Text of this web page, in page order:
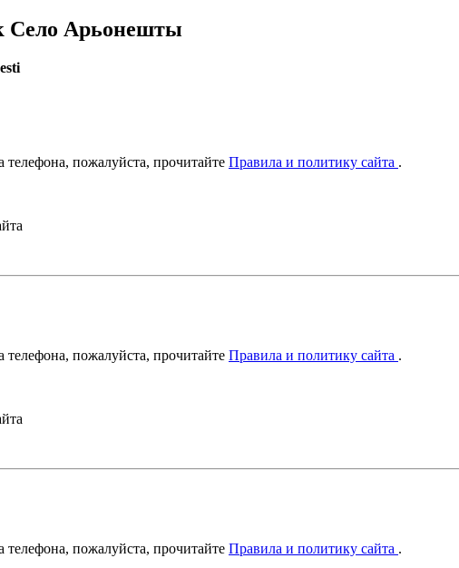
Село Арьонешты
пожалуйста, прочитайте Правила и политику сайта .
пожалуйста, прочитайте Правила и политику сайта .
пожалуйста, прочитайте Правила и политику сайта .